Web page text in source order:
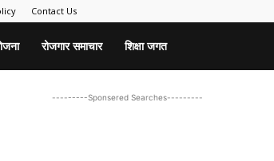
Contact Us
रोजगार समाचार शिक्षा जगत
---------Sponsered Searches---------